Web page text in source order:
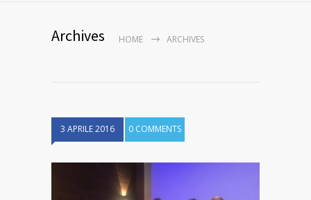
Archives HOME ARCHIVES
3 APRILE 2016 0 COMMENTS